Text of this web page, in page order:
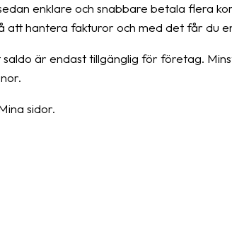
enklare och snabbare betala flera
att hantera fakturor och med det får du
är endast tillgänglig för företag.
sidor.